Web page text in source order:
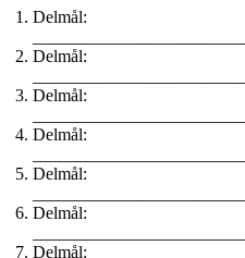
Delmål:
Delmål:
Delmål:
Delmål:
Delmål:
Delmål:
Delmål: